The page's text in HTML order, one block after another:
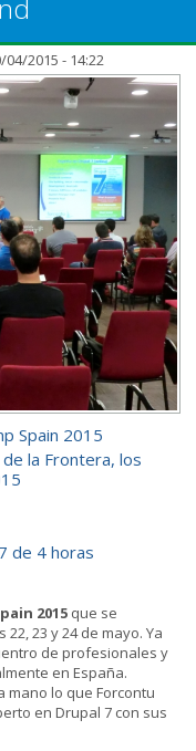
04/2015 - 14:22
Spain 2015
la Frontera, los
de 4 horas
2015 que se
23 y 24 de mayo. Ya
de profesionales y
en España.
mano lo que Forcontu
en Drupal 7 con sus